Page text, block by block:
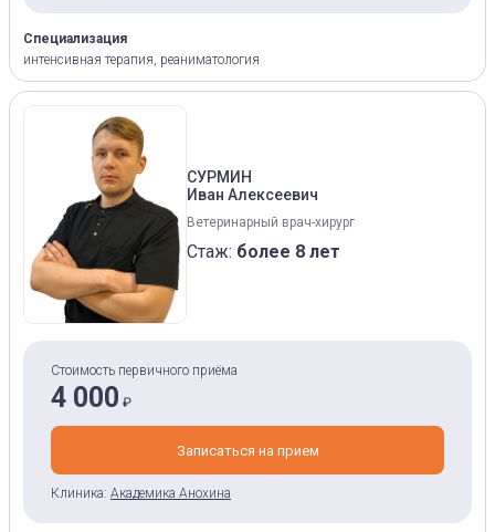
Специализация
интенсивная терапия, реаниматология
СУРМИН
Иван Алексеевич
Ветеринарный врач-хирург
Стаж: более 8 лет
Стоимость первичного приёма
4 000 ₽
Записаться на прием
Клиника: Академика Анохина